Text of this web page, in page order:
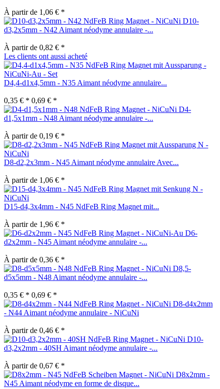
À partir de 1,06 € *
D10-
d3,2x5mm - N42 Aimant néodyme annulaire -...
À partir de 0,82 € *
Les clients ont aussi acheté
D4,4-d1x4,5mm - N35 Aimant néodyme annulaire...
0,35 € * 0,69 € *
D4-
d1,5x1mm - N48 Aimant néodyme annulaire -...
À partir de 0,19 € *
D8-d2,2x3mm - N45 Aimant néodyme annulaire Avec...
À partir de 1,06 € *
D15-d4,3x4mm - N45 NdFeB Ring Magnet mit...
À partir de 1,96 € *
D6-
d2x2mm - N45 Aimant néodyme annulaire -...
À partir de 0,36 € *
D8,5-
d5x5mm - N48 Aimant néodyme annulaire -...
0,35 € * 0,69 € *
D8-d4x2mm
- N44 Aimant néodyme annulaire - NiCuNi
À partir de 0,46 € *
D10-
d3,2x2mm - 40SH Aimant néodyme annulaire -...
À partir de 0,67 € *
D8x2mm -
N45 Aimant néodyme en forme de disque...